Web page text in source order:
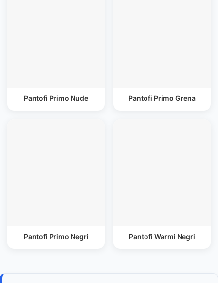
Pantofi Primo Nude Pantofi Primo Grena
Pantofi Primo Negri Pantofi Warmi Negri